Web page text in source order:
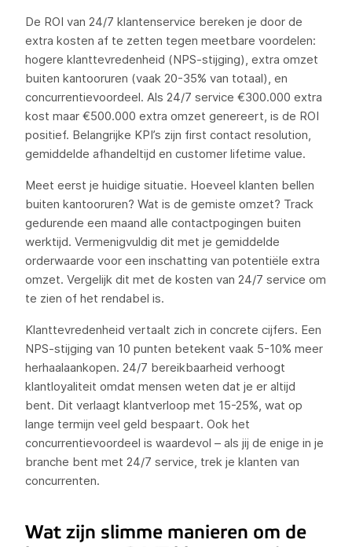
De ROI van 24/7 klantenservice bereken je door de
extra kosten af te zetten tegen meetbare voordelen:
hogere klanttevredenheid (NPS-stijging), extra omzet
buiten kantooruren (vaak 20-35% van totaal), en
concurrentievoordeel. Als 24/7 service €300.000 extra
kost maar €500.000 extra omzet genereert, is de ROI
positief. Belangrijke KPI’s zijn first contact resolution,
gemiddelde afhandeltijd en customer lifetime value.
Meet eerst je huidige situatie. Hoeveel klanten bellen
buiten kantooruren? Wat is de gemiste omzet? Track
gedurende een maand alle contactpogingen buiten
werktijd. Vermenigvuldig dit met je gemiddelde
orderwaarde voor een inschatting van potentiële extra
omzet. Vergelijk dit met de kosten van 24/7 service om
te zien of het rendabel is.
Klanttevredenheid vertaalt zich in concrete cijfers. Een
NPS-stijging van 10 punten betekent vaak 5-10% meer
herhaalaankopen. 24/7 bereikbaarheid verhoogt
klantloyaliteit omdat mensen weten dat je er altijd
bent. Dit verlaagt klantverloop met 15-25%, wat op
lange termijn veel geld bespaart. Ook het
concurrentievoordeel is waardevol – als jij de enige in je
branche bent met 24/7 service, trek je klanten van
concurrenten.
Wat zijn slimme manieren om de